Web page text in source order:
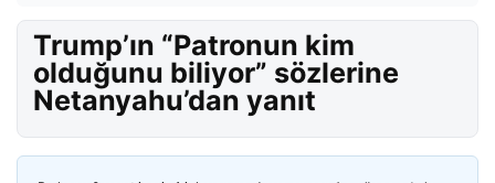
Trump’ın “Patronun kim
olduğunu biliyor” sözlerine
Netanyahu’dan yanıt